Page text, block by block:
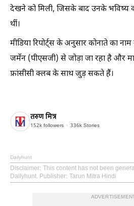
देखने को मिली, जिसके बाद उनके
थीं।
मीडिया रिपोर्ट्स के अनुसार कोनाते का
जर्मेन (पीएसजी) से जोड़ा जा रहा है और
फ्रांसीसी क्लब के साथ जुड़ सकते हैं।
तरुण मित्र
152k followers 336k Stories
Dailyhunt
Disclaimer: This content has not been
Dailyhunt. Publisher: Tarun Mitra Hindi